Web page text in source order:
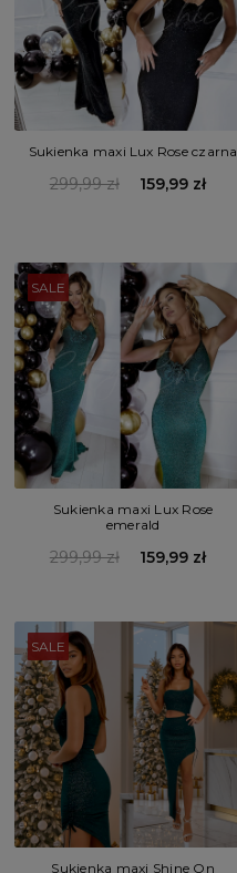
Sukienka maxi Lux Rose czarna
299,99 zł 159,99 zł
SALE
Sukienka maxi Lux Rose
emerald
299,99 zł 159,99 zł
SALE
Sukienka maxi Shine On